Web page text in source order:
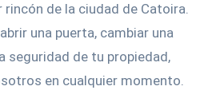
de la ciudad de Catoira.
una puerta, cambiar una
seguridad de tu propiedad,
en cualquier momento.